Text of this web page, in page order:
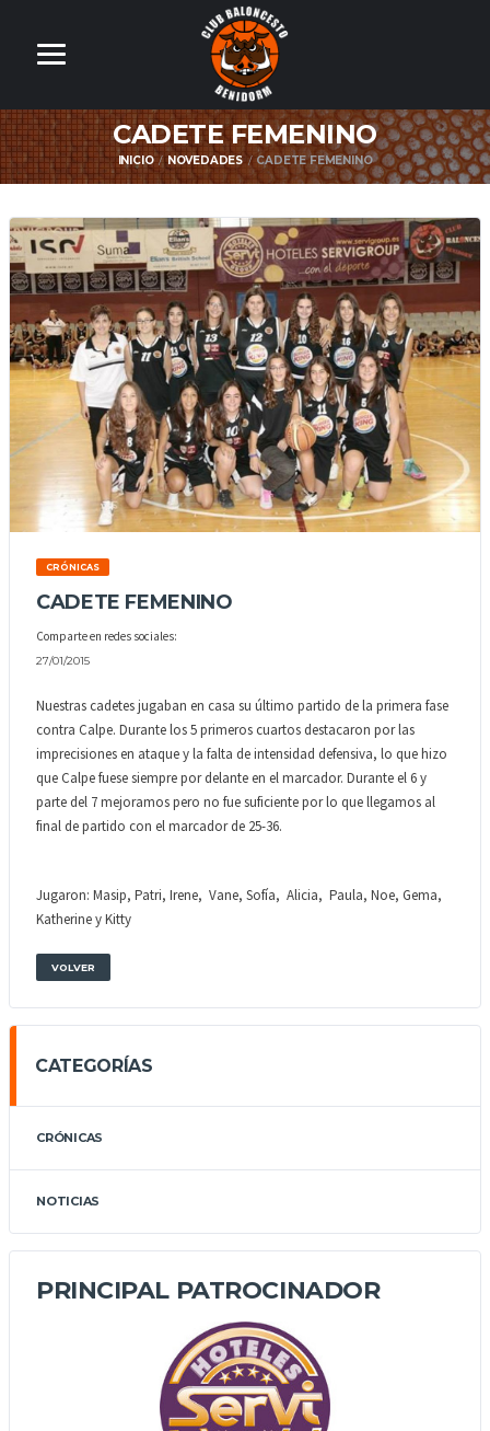
CADETE FEMENINO
INICIO NOVEDADES CADETE FEMENINO
CRÓNICAS
CADETE FEMENINO
Comparte en redes sociales:
27/01/2015
Nuestras cadetes jugaban en casa su último partido de la primera fase
contra Calpe. Durante los 5 primeros cuartos destacaron por las
imprecisiones en ataque y la falta de intensidad defensiva, lo que hizo
que Calpe fuese siempre por delante en el marcador. Durante el 6 y
parte del 7 mejoramos pero no fue suficiente por lo que llegamos al
final de partido con el marcador de 25-36.
Jugaron: Masip, Patri, Irene, Vane, Sofía, Alicia, Paula, Noe, Gema,
Katherine y Kitty
VOLVER
CATEGORÍAS
CRÓNICAS
NOTICIAS
PRINCIPAL PATROCINADOR